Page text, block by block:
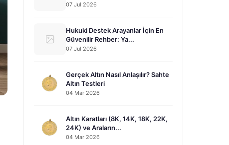
07 Jul 2026
Hukuki Destek Arayanlar İçin En
Güvenilir Rehber: Ya...
07 Jul 2026
Gerçek Altın Nasıl Anlaşılır? Sahte
Altın Testleri
04 Mar 2026
Altın Karatları (8K, 14K, 18K, 22K,
24K) ve Araların...
04 Mar 2026